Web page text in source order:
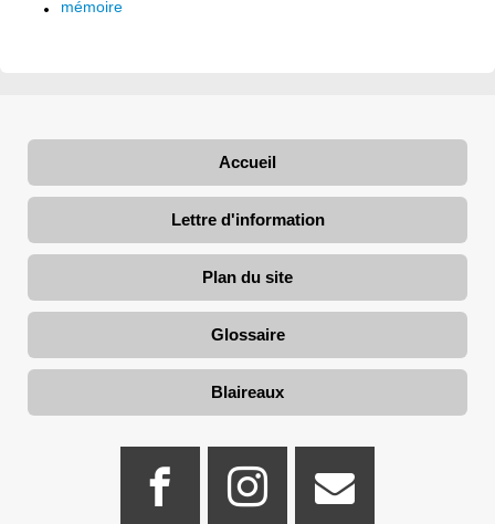
mémoire
Accueil
Lettre d'information
Plan du site
Glossaire
Blaireaux